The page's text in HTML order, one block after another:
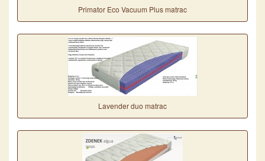
Primator Eco Vacuum Plus matrac
Lavender duo matrac